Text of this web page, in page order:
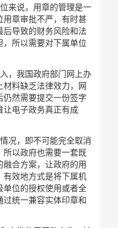
来说，用章的管理是一
章审批不严，有时甚
导致的财务风险和法
所以需要对下属单位
，我国政府部门网上办
料缺乏法律效力，网
仍然需要提交一份签字
让电子政务真正有成
况，即不可能完全取消
以政府也需要一套既
合方案，让政府的用
效地方式是将下属机
位的授权使用或者全
统一兼容实体印章和